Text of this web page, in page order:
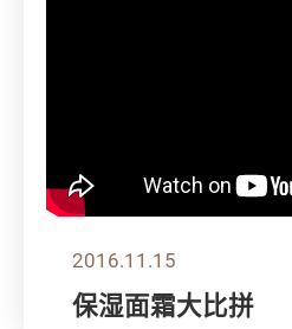
2016.11.15
保湿面霜大比拼